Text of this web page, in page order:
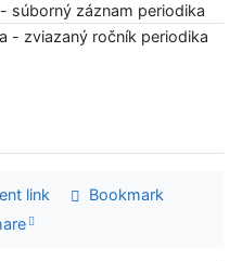
súborný záznam periodika
- zviazaný ročník periodika
link
Bookmark